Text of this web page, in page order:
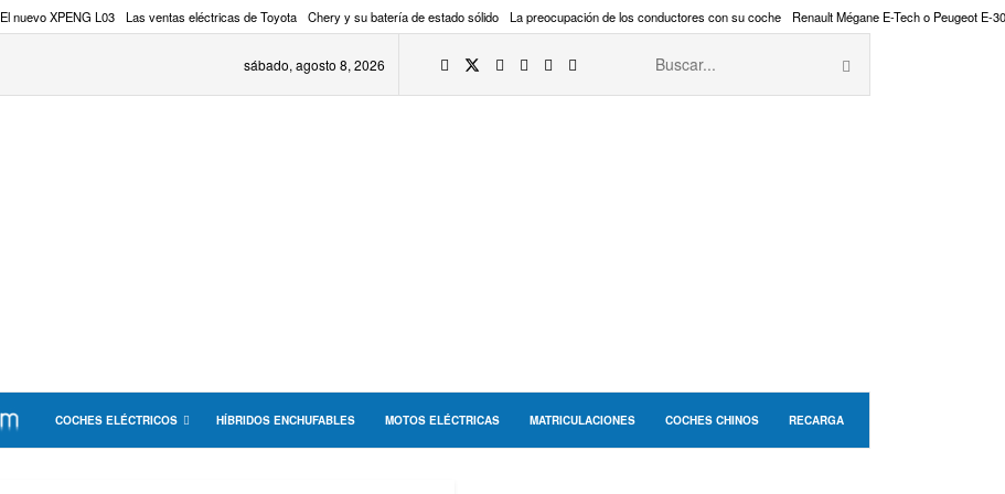
El nuevo XPENG L03 Las ventas eléctricas de Toyota Chery y su batería de estado sólido La preocupación de los conductores con su coche Renault Mégane E-Tech o Peugeot E-
sábado, agosto 8, 2026
COCHES ELÉCTRICOS HÍBRIDOS ENCHUFABLES MOTOS ELÉCTRICAS MATRICULACIONES COCHES CHINOS RECARGA